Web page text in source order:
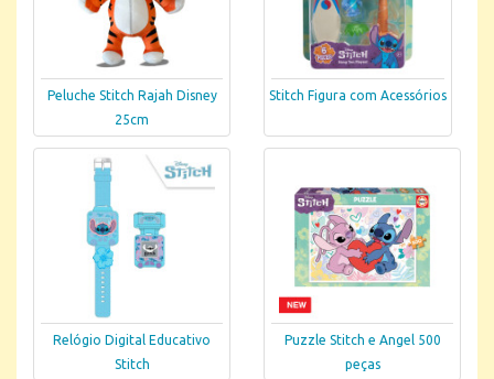
Peluche Stitch Rajah Disney
25cm
Stitch Figura com Acessórios
Relógio Digital Educativo
Stitch
Puzzle Stitch e Angel 500
peças